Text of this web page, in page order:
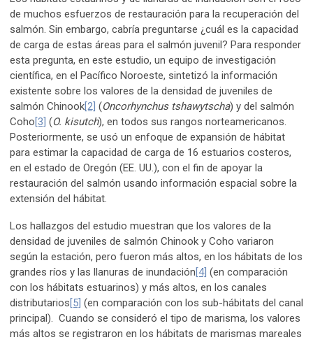
de muchos esfuerzos de restauración para la recuperación del
salmón. Sin embargo, cabría preguntarse ¿cuál es la capacidad
de carga de estas áreas para el salmón juvenil? Para responder
esta pregunta, en este estudio, un equipo de investigación
científica, en el Pacífico Noroeste, sintetizó la información
existente sobre los valores de la densidad de juveniles de
salmón Chinook [2] (Oncorhynchus tshawytscha) y del salmón
Coho [3] (O. kisutch), en todos sus rangos norteamericanos.
Posteriormente, se usó un enfoque de expansión de hábitat
para estimar la capacidad de carga de 16 estuarios costeros,
en el estado de Oregón (EE. UU.), con el fin de apoyar la
restauración del salmón usando información espacial sobre la
extensión del hábitat.
Los hallazgos del estudio muestran que los valores de la
densidad de juveniles de salmón Chinook y Coho variaron
según la estación, pero fueron más altos, en los hábitats de los
grandes ríos y las llanuras de inundación [4] (en comparación
con los hábitats estuarinos) y más altos, en los canales
distributarios [5] (en comparación con los sub-hábitats del canal
principal). Cuando se consideró el tipo de marisma, los valores
más altos se registraron en los hábitats de marismas mareales